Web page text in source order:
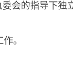
会的指导下独
。